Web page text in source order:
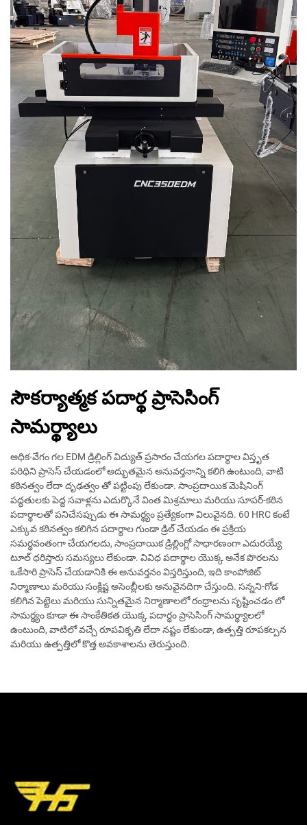
సౌకర్యాత్మక పదార్థ ప్రాసెసింగ్
సామర్థ్యాలు
అధిక-వేగం గల EDM డ్రిల్లింగ్ విద్యుత్ ప్రసారం చేయగల పదార్థాల విస్తృత
పరిధిని ప్రాసెస్ చేయడంలో అద్భుతమైన అనువర్తనాన్ని కలిగి ఉంటుంది, వాటి
కఠినత్వం లేదా దృఢత్వం తో పట్టింపు లేకుండా. సాంప్రదాయిక మెషినింగ్
పద్ధతులకు పెద్ద సవాళ్లను ఎదుర్కొనే వింత మిశ్రమాలు మరియు సూపర్-కఠిన
పదార్థాలతో పనిచేసప్పుడు ఈ సామర్థ్యం ప్రత్యేకంగా విలువైనది. 60 HRC కంటే
ఎక్కువ కఠినత్వం కలిగిన పదార్థాల గుండా డ్రిల్ చేయడం ఈ ప్రక్రియ
సమర్థవంతంగా చేయగలదు, సాంప్రదాయిక డ్రిల్లింగ్లో సాధారణంగా ఎదురయ్యే
టూల్ ధరిస్తారు సమస్యలు లేకుండా. వివిధ పదార్థాల యొక్క అనేక పొరలను
ఒకేసారి ప్రాసెస్ చేయడానికి ఈ అనువర్తనం విస్తరిస్తుంది, ఇది కాంపోజిట్
నిర్మాణాలు మరియు సంక్లిష్ట అసెంబ్లీలకు అనువైనదిగా చేస్తుంది. సన్నని-గోడ
కలిగిన పెట్టెలు మరియు సున్నితమైన నిర్మాణాలలో రంధ్రాలను సృష్టించడం లో
సామర్థ్యం కూడా ఈ సాంకేతికత యొక్క పదార్థం ప్రాసెసింగ్ సామర్థ్యాలలో
ఉంటుంది, వాటిలో వచ్చే రూపవికృతి లేదా నష్టం లేకుండా, ఉత్పత్తి రూపకల్పన
మరియు ఉత్పత్తిలో కొత్త అవకాశాలను తెరుస్తుంది.